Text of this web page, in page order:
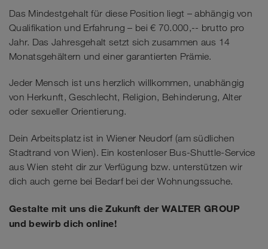
Das Mindestgehalt für diese Position liegt – abhängig von
Qualifikation und Erfahrung – bei € 70.000,-- brutto pro
Jahr. Das Jahresgehalt setzt sich zusammen aus 14
Monatsgehältern und einer garantierten Prämie.
Jeder Mensch ist uns herzlich willkommen, unabhängig
von Herkunft, Geschlecht, Religion, Behinderung, Alter
oder sexueller Orientierung.
Dein Arbeitsplatz ist in Wiener Neudorf (am südlichen
Stadtrand von Wien). Ein kostenloser Bus-Shuttle-Service
aus Wien steht dir zur Verfügung bzw. unterstützen wir
dich auch gerne bei Bedarf bei der Wohnungssuche.
Gestalte mit uns die Zukunft der WALTER GROUP
und bewirb dich online!